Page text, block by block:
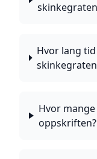
Hvor lang
Hvor
oppskriften?